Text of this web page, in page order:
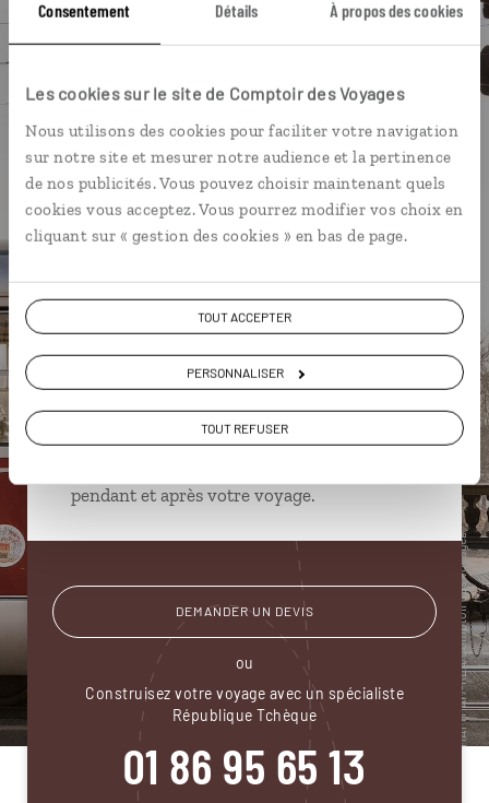
Consentement Détails À propos des cookies
Les cookies sur le site de Comptoir des Voyages
Nous utilisons des cookies pour faciliter votre navigation
sur notre site et mesurer notre audience et la pertinence
de nos publicités. Vous pouvez choisir maintenant quels
cookies vous acceptez. Vous pourrez modifier vos choix en
cliquant sur « gestion des cookies » en bas de page.
TOUT ACCEPTER
PERSONNALISER
TOUT REFUSER
Karine,
spécialiste République Tchèque
Suivez vos envies et demandez conseils à nos
Ils sauront organiser votre itinéraire au plus
près de vos envies et de la réalité du pays.
Échangez en face à face ou depuis nos studios
connectés en agence, mais aussi par email ou
pendant et après votre voyage.
DEMANDER UN DEVIS
ou
Construisez votre voyage avec un spécialiste
République Tchèque
01 86 95 65 13